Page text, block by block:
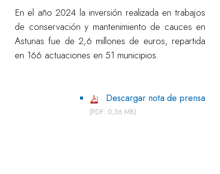
En el año 2024 la inversión realizada en trabajos
de conservación y mantenimiento de cauces en
Asturias fue de 2,6 millones de euros, repartida
en 166 actuaciones en 51 municipios.
Descargar nota de prensa
(PDF: 0,36 MB)